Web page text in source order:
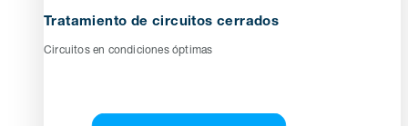
Tratamiento de circuitos cerrados
Circuitos en condiciones óptimas